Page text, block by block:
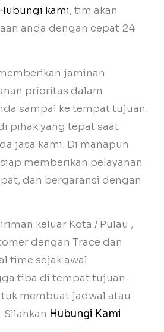
kami, tim akan
anda dengan cepat 24
jaminan
prioritas dalam
sampai ke tempat tujuan.
pihak yang tepat saat
jasa kami. Di manapun
memberikan pelayanan
dan bergaransi dengan
keluar Kota / Pulau ,
dengan Trace dan
time sejak awal
tiba di tempat tujuan.
membuat jadwal atau
Hubungi Kami